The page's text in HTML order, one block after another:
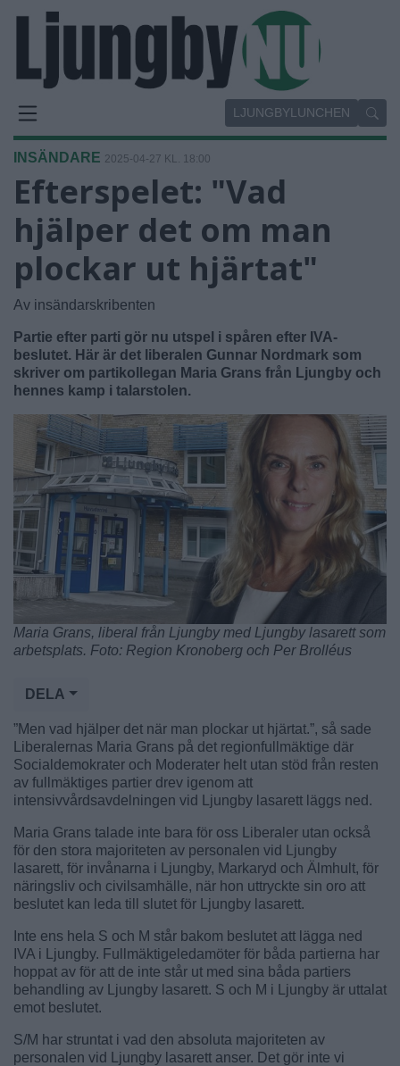
LJUNGBYLUNCHEN
INSÄNDARE 2025-04-27 KL. 18:00
Efterspelet: "Vad
hjälper det om man
plockar ut hjärtat"
Av insändarskribenten
Partie efter parti gör nu utspel i spåren efter IVA-
beslutet. Här är det liberalen Gunnar Nordmark som
skriver om partikollegan Maria Grans från Ljungby och
hennes kamp i talarstolen.
Maria Grans, liberal från Ljungby med Ljungby lasarett som
arbetsplats. Foto: Region Kronoberg och Per Brolléus
DELA
”Men vad hjälper det när man plockar ut hjärtat.”, så sade
Liberalernas Maria Grans på det regionfullmäktige där
Socialdemokrater och Moderater helt utan stöd från resten
av fullmäktiges partier drev igenom att
intensivvårdsavdelningen vid Ljungby lasarett läggs ned.
Maria Grans talade inte bara för oss Liberaler utan också
för den stora majoriteten av personalen vid Ljungby
lasarett, för invånarna i Ljungby, Markaryd och Älmhult, för
näringsliv och civilsamhälle, när hon uttryckte sin oro att
beslutet kan leda till slutet för Ljungby lasarett.
Inte ens hela S och M står bakom beslutet att lägga ned
IVA i Ljungby. Fullmäktigeledamöter för båda partierna har
hoppat av för att de inte står ut med sina båda partiers
behandling av Ljungby lasarett. S och M i Ljungby är uttalat
emot beslutet.
S/M har struntat i vad den absoluta majoriteten av
personalen vid Ljungby lasarett anser. Det gör inte vi